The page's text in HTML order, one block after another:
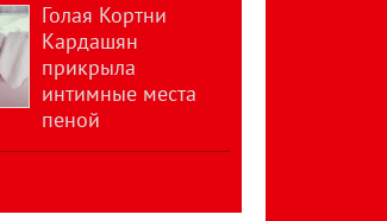
Голая Кортни
Кардашян
прикрыла
интимные места
пеной